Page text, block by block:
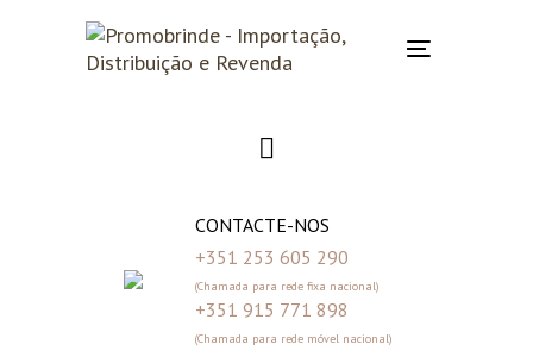
Toggle
CONTACTE-NOS
+351 253 605 290
(Chamada para rede fixa nacional)
+351 915 771 898
(Chamada para rede móvel nacional)